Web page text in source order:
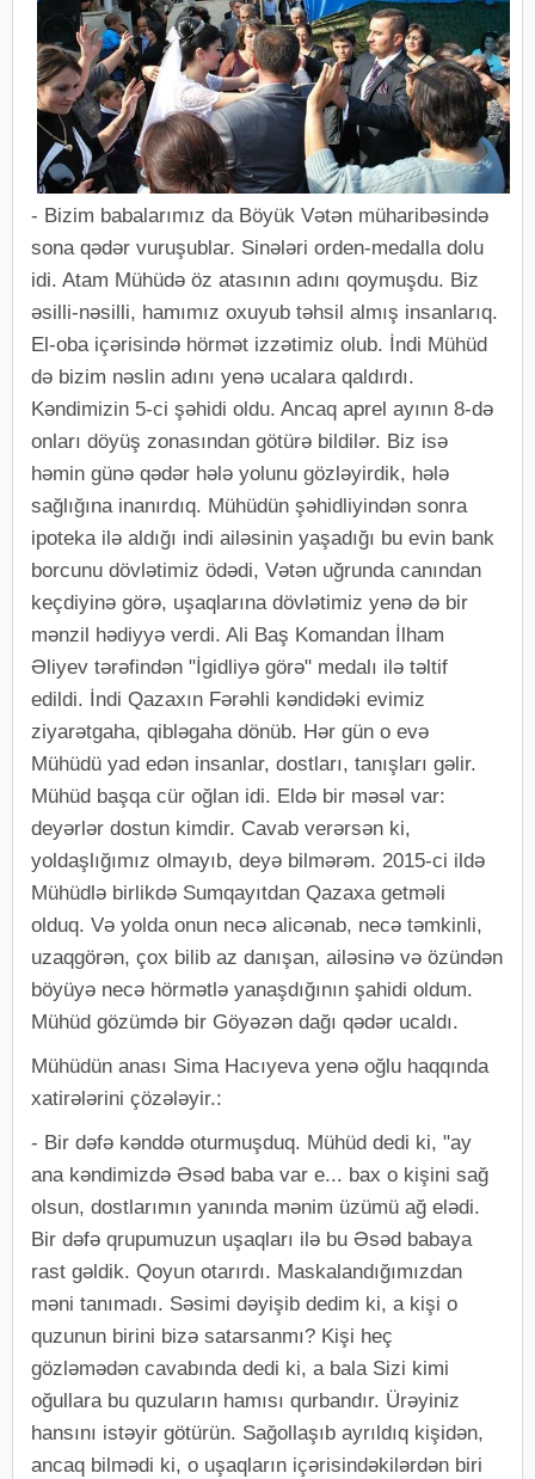
- Bizim babalarımız da Böyük Vətən müharibəsində
sona qədər vuruşublar. Sinələri orden-medalla dolu
idi. Atam Mühüdə öz atasının adını qoymuşdu. Biz
əsilli-nəsilli, hamımız oxuyub təhsil almış insanlarıq.
El-oba içərisində hörmət izzətimiz olub. İndi Mühüd
də bizim nəslin adını yenə ucalara qaldırdı.
Kəndimizin 5-ci şəhidi oldu. Ancaq aprel ayının 8-də
onları döyüş zonasından götürə bildilər. Biz isə
həmin günə qədər hələ yolunu gözləyirdik, hələ
sağlığına inanırdıq. Mühüdün şəhidliyindən sonra
ipoteka ilə aldığı indi ailəsinin yaşadığı bu evin bank
borcunu dövlətimiz ödədi, Vətən uğrunda canından
keçdiyinə görə, uşaqlarına dövlətimiz yenə də bir
mənzil hədiyyə verdi. Ali Baş Komandan İlham
Əliyev tərəfindən "İgidliyə görə" medalı ilə təltif
edildi. İndi Qazaxın Fərəhli kəndidəki evimiz
ziyarətgaha, qibləgaha dönüb. Hər gün o evə
Mühüdü yad edən insanlar, dostları, tanışları gəlir.
Mühüd başqa cür oğlan idi. Eldə bir məsəl var:
deyərlər dostun kimdir. Cavab verərsən ki,
yoldaşlığımız olmayıb, deyə bilmərəm. 2015-ci ildə
Mühüdlə birlikdə Sumqayıtdan Qazaxa getməli
olduq. Və yolda onun necə alicənab, necə təmkinli,
uzaqgörən, çox bilib az danışan, ailəsinə və özündən
böyüyə necə hörmətlə yanaşdığının şahidi oldum.
Mühüd gözümdə bir Göyəzən dağı qədər ucaldı.
Mühüdün anası Sima Hacıyeva yenə oğlu haqqında
xatirələrini çözələyir.:
- Bir dəfə kənddə oturmuşduq. Mühüd dedi ki, "ay
ana kəndimizdə Əsəd baba var e... bax o kişini sağ
olsun, dostlarımın yanında mənim üzümü ağ elədi.
Bir dəfə qrupumuzun uşaqları ilə bu Əsəd babaya
rast gəldik. Qoyun otarırdı. Maskalandığımızdan
məni tanımadı. Səsimi dəyişib dedim ki, a kişi o
quzunun birini bizə satarsanmı? Kişi heç
gözləmədən cavabında dedi ki, a bala Sizi kimi
oğullara bu quzuların hamısı qurbandır. Ürəyiniz
hansını istəyir götürün. Sağollaşıb ayrıldıq kişidən,
ancaq bilmədi ki, o uşaqların içərisindəkilərdən biri